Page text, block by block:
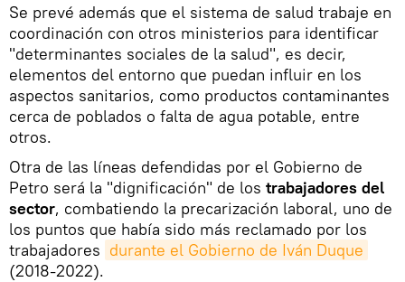
Se prevé además que el sistema de salud trabaje en
coordinación con otros ministerios para identificar
"determinantes sociales de la salud", es decir,
elementos del entorno que puedan influir en los
aspectos sanitarios, como productos contaminantes
cerca de poblados o falta de agua potable, entre
otros.
Otra de las líneas defendidas por el Gobierno de
Petro será la "dignificación" de los trabajadores del
sector, combatiendo la precarización laboral, uno de
los puntos que había sido más reclamado por los
trabajadores durante el Gobierno de Iván Duque
(2018-2022).